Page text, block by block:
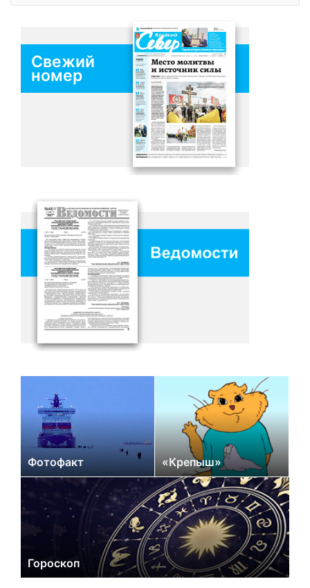
Свежий
номер
Фотофакт «Крепыш»
Гороскоп